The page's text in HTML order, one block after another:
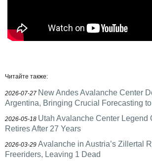
Читайте также:
2026-07-27 New Andes Avalanche Center
Argentina, Bringing Crucial Forecasting
2026-05-18 Utah Avalanche Center Legend
Retires After 27 Years
2026-03-29 Avalanche in Austria’s Zillertal
Freeriders, Leaving 1 Dead